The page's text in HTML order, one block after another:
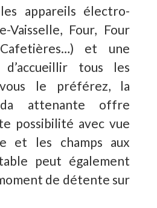
appareils électro-
Vaisselle, Four, Four
et une
tous les
le préférez, la
attenante offre
possibilité avec vue
et les champs aux
peut également
de détente sur